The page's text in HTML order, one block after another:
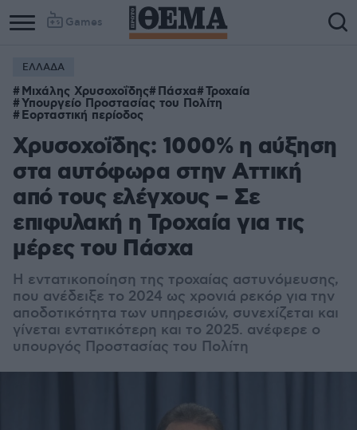
Games
ΕΛΛΑΔΑ
Μιχάλης Χρυσοχοΐδης Πάσχα Τροχαία
Υπουργείο Προστασίας του Πολίτη
Εορταστική περίοδος
Χρυσοχοΐδης: 1000% η αύξηση
στα αυτόφωρα στην Αττική
από τους ελέγχους – Σε
επιφυλακή η Τροχαία για τις
μέρες του Πάσχα
Η εντατικοποίηση της τροχαίας αστυνόμευσης,
που ανέδειξε το 2024 ως χρονιά ρεκόρ για την
αποδοτικότητα των υπηρεσιών, συνεχίζεται και
γίνεται εντατικότερη και το 2025. ανέφερε ο
υπουργός Προστασίας του Πολίτη